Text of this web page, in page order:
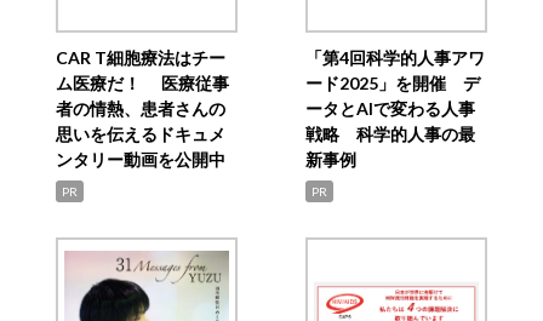
CAR T細胞療法はチー
ム医療だ！ 医療従事
者の情熱、患者さんの
思いを伝えるドキュメ
ンタリー動画を公開中
PR
「第4回科学的人事アワ
ード2025」を開催 デ
ータとAIで変わる人事
戦略 科学的人事の最
新事例
PR